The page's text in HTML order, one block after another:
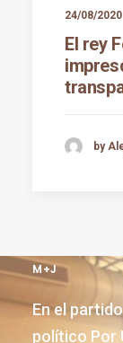
24/08/2020
El rey
by
M+J
En el partido
político Por